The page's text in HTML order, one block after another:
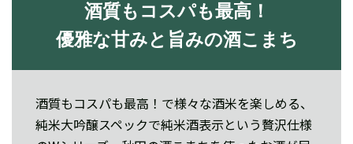
酒質もコスパも最高！
優雅な甘みと旨みの酒こまち
酒質もコスパも最高！で様々な酒米を楽しめる、
純米大吟醸スペックで純米酒表示という贅沢仕様